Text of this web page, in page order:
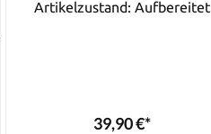
Artikelzustand: Aufbereitet
39,90 €*